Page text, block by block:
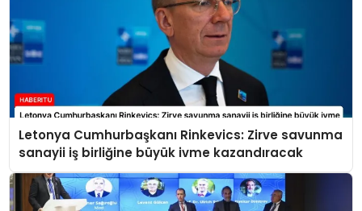
Letonya Cumhurbaşkanı Rinkevics: Zirve savunma
sanayii iş birliğine büyük ivme kazandıracak